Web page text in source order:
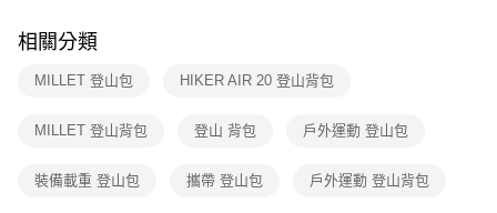
※ 交易是否成功請以「AFTEE先享後付 」之結帳頁面顯示為準，若有關於
是否繳費成功／繳費後需取消欲退款等相關疑問，請聯繫「AFTEE先享後付
客戶支援中心」https://netprotections.freshdesk.com/support/home
１．透過由恩沛科技股份有限公司提供之「AFTEE先享後付」服務完成之交
權轉讓予恩沛科技股份有限公司。
相關分類
MILLET 登山包 HIKER AIR 20 登山背包
MILLET 登山背包 登山 背包 戶外運動 登山包
裝備載重 登山包 攜帶 登山包 戶外運動 登山背包